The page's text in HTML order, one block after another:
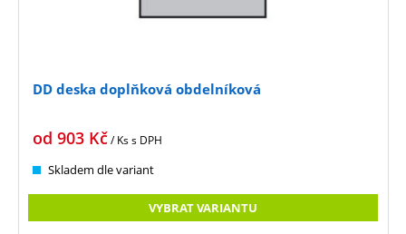
DD deska doplňková obdelníková
od 903 Kč/ Kss DPH
Skladem dle variant
VYBRAT VARIANTU